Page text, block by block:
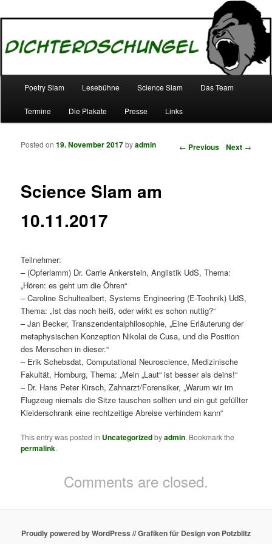
Dichterdschungel.de
Skip to primary content
Skip to secondary content
Poetry Slam Lesebühne Science Slam Das Team
Termine Die Plakate Presse Links
Post navigation ← Previous Next →
Science Slam am
10.11.2017
Posted on19. November 2017byadmin
Teilnehmer:
– (Opferlamm) Dr. Carrie Ankerstein, Anglistik UdS, Thema:
„Hören: es geht um die Öhren“
– Caroline Schultealbert, Systems Engineering (E-Technik) UdS,
Thema: „Ist das noch heiß, oder wirkt es schon nuttig?“
– Jan Becker, Transzendentalphilosophie, „Eine Erläuterung der
metaphysischen Konzeption Nikolai de Cusa, und die Position
des Menschen in dieser.“
– Erik Schebsdat, Computational Neuroscience, Medizinische
Fakultät, Homburg, Thema: „Mein „Laut“ ist besser als deins!“
– Dr. Hans Peter Kirsch, Zahnarzt/Forensiker, „Warum wir im
Flugzeug niemals die Sitze tauschen sollten und ein gut gefüllter
Kleiderschrank eine rechtzeitige Abreise verhindern kann“
This entry was posted in Uncategorizedbyadmin. Bookmark the
permalink.
Comments are closed.
Proudly powered by WordPress // Grafiken für Design von Potzblitz